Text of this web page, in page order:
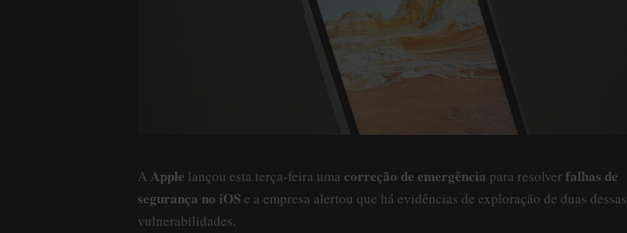
AApple lançou esta terça-feira uma correção de emergência para resolver falhas de
segurança no iOSe a empresa alertou que há evidências de exploração de duas dessas
vulnerabilidades.